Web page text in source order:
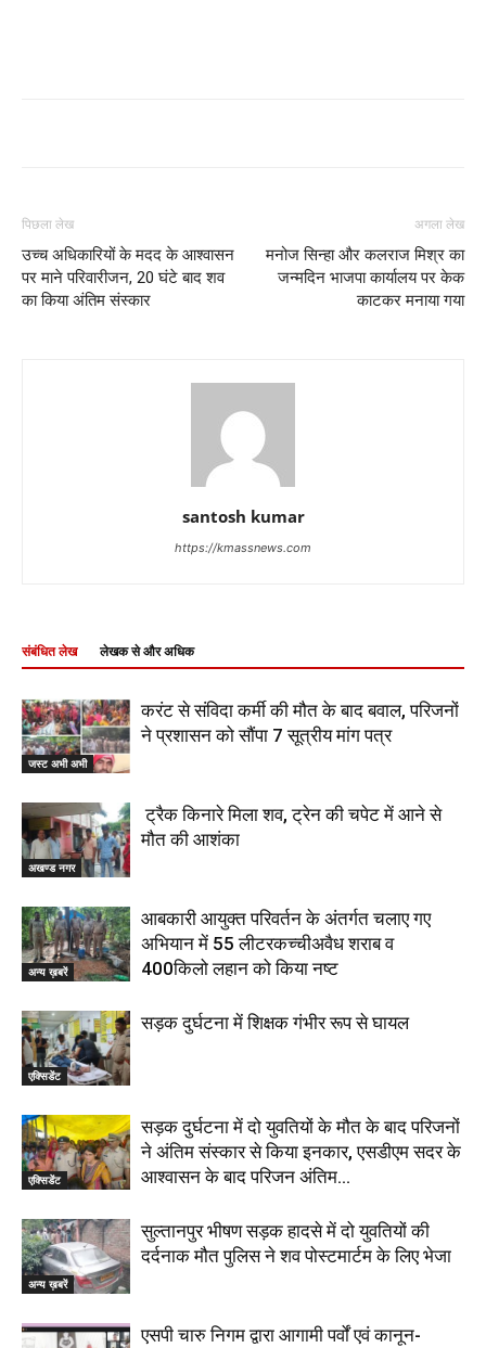
पिछला लेख
उच्च अधिकारियों के मदद के आश्वासन
पर माने परिवारीजन, 20 घंटे बाद शव
का किया अंतिम संस्कार
अगला लेख
मनोज सिन्हा और कलराज मिश्र का
जन्मदिन भाजपा कार्यालय पर केक
काटकर मनाया गया
santosh kumar
https://kmassnews.com
संबंधित लेख लेखक से और अधिक
जस्ट अभी अभी
करंट से संविदा कर्मी की मौत के बाद बवाल, परिजनों
ने प्रशासन को सौंपा 7 सूत्रीय मांग पत्र
अखण्ड नगर
ट्रैक किनारे मिला शव, ट्रेन की चपेट में आने से
मौत की आशंका
अन्य ख़बरें
आबकारी आयुक्त परिवर्तन के अंतर्गत चलाए गए
अभियान में 55 लीटरकच्चीअवैध शराब व
400किलो लहान को किया नष्ट
एक्सिडेंट
सड़क दुर्घटना में शिक्षक गंभीर रूप से घायल
एक्सिडेंट
सड़क दुर्घटना में दो युवतियों के मौत के बाद परिजनों
ने अंतिम संस्कार से किया इनकार, एसडीएम सदर के
आश्वासन के बाद परिजन अंतिम...
अन्य ख़बरें
सुल्तानपुर भीषण सड़क हादसे में दो युवतियों की
दर्दनाक मौत पुलिस ने शव पोस्टमार्टम के लिए भेजा
एसपी चारु निगम द्वारा आगामी पर्वों एवं कानून-